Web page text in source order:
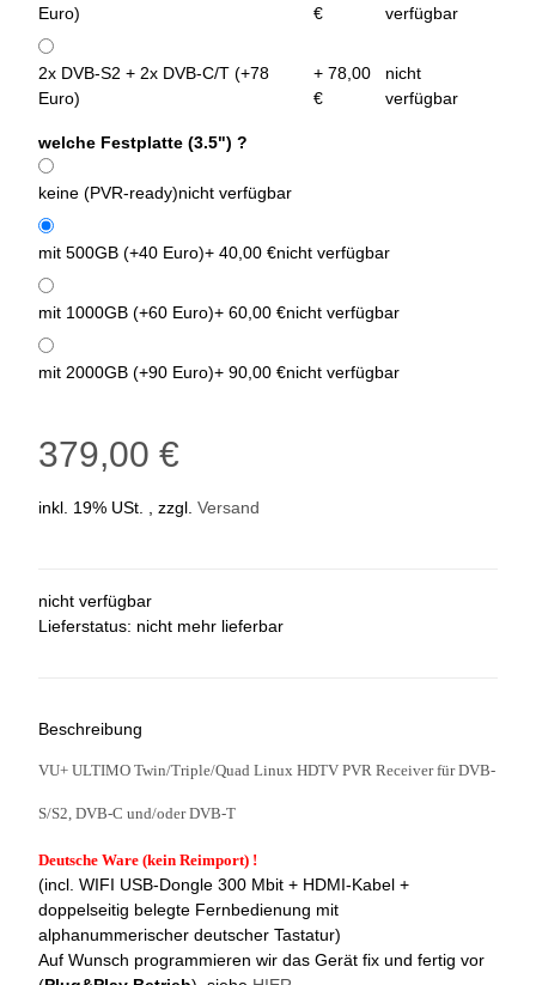
Euro)
€
verfügbar
2x DVB-S2 + 2x DVB-C/T (+78
Euro)
+ 78,00
€
nicht
verfügbar
welche Festplatte (3.5") ?
keine (PVR-ready)nicht verfügbar
mit 500GB (+40 Euro)+ 40,00 €nicht verfügbar
mit 1000GB (+60 Euro)+ 60,00 €nicht verfügbar
mit 2000GB (+90 Euro)+ 90,00 €nicht verfügbar
379,00 €
inkl. 19% USt. , zzgl. Versand
nicht verfügbar
Lieferstatus: nicht mehr lieferbar
Beschreibung
VU+ ULTIMO Twin/Triple/Quad Linux HDTV PVR Receiver für DVB-
S/S2, DVB-C und/oder DVB-T
Deutsche Ware (kein Reimport) !
(incl. WIFI USB-Dongle 300 Mbit + HDMI-Kabel +
doppelseitig belegte Fernbedienung mit
alphanummerischer deutscher Tastatur)
Auf Wunsch programmieren wir das Gerät fix und fertig vor